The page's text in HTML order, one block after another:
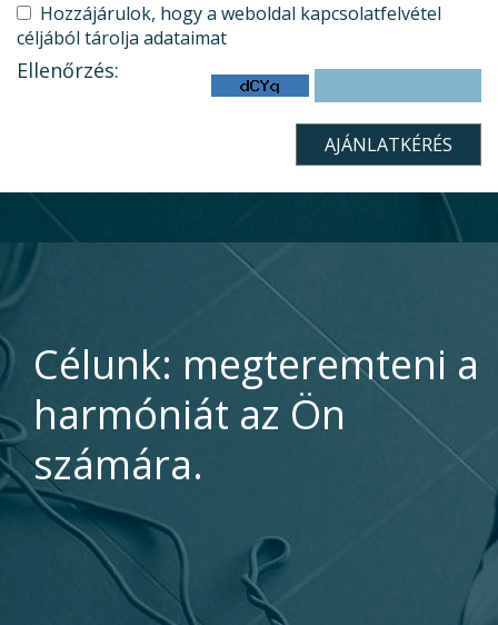
Hozzájárulok, hogy a weboldal kapcsolatfelvétel
céljából tárolja adataimat
Ellenőrzés:
Célunk: megteremteni a
harmóniát az Ön
számára.